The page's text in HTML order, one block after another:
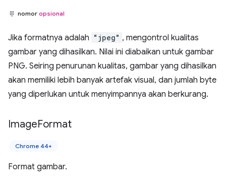
nomor opsional
Jika formatnya adalah "jpeg" , mengontrol kualitas
gambar yang dihasilkan. Nilai ini diabaikan untuk gambar
PNG. Seiring penurunan kualitas, gambar yang dihasilkan
akan memiliki lebih banyak artefak visual, dan jumlah byte
yang diperlukan untuk menyimpannya akan berkurang.
ImageFormat
Chrome 44+
Format gambar.